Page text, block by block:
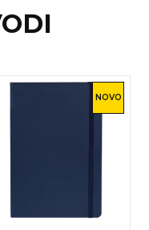
NOVO